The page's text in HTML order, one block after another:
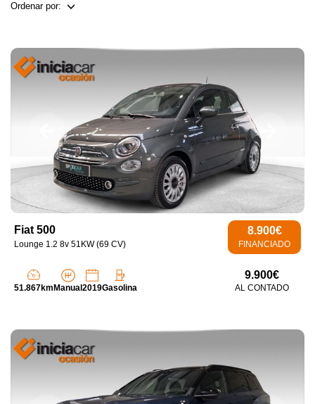
Ordenar por:
Fiat 500
Lounge 1.2 8v 51KW (69 CV)
8.900€
FINANCIADO
51.867km Manual 2019Gasolina
9.900€
AL CONTADO